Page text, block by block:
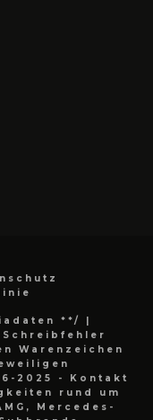
**/
|
Warenzeichen
2025 - Kontakt
rund um
Mercedes-